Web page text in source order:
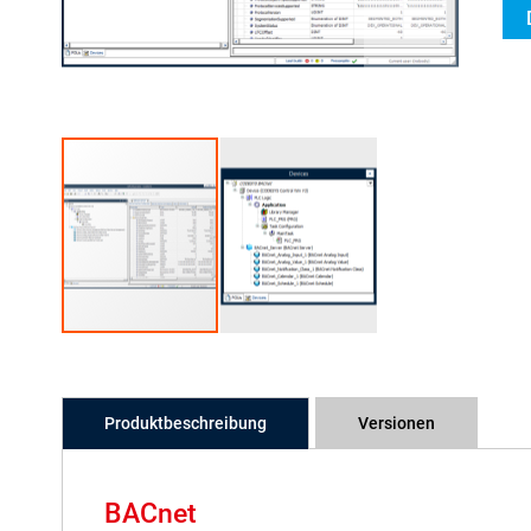
Produktbeschreibung
BACnet
Versionen